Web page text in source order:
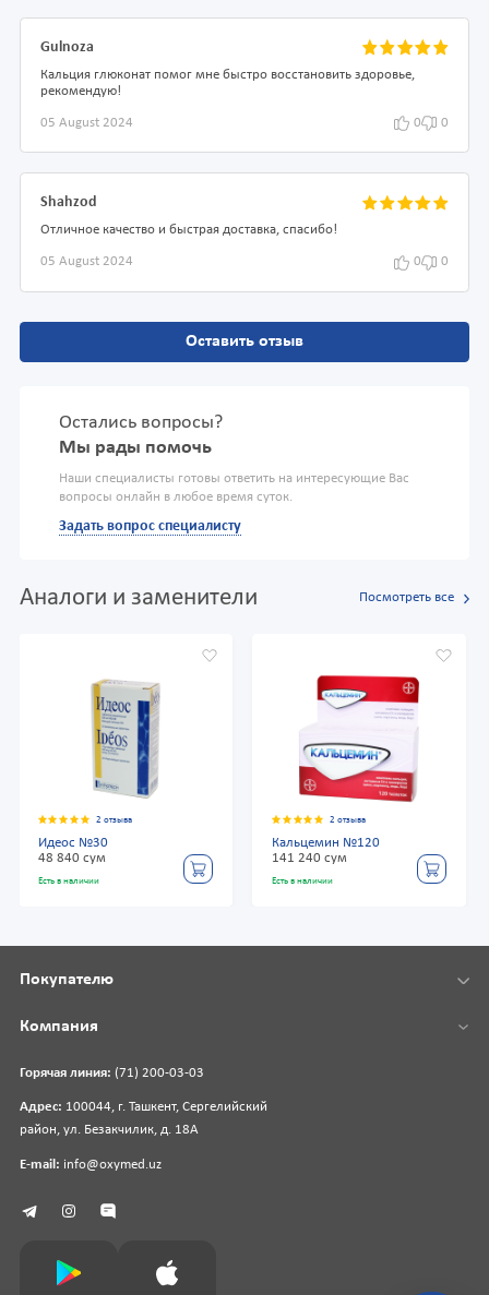
Gulnoza
Кальция глюконат помог мне быстро восстановить здоровье,
рекомендую!
05 August 2024 0 0
Shahzod
Отличное качество и быстрая доставка, спасибо!
05 August 2024 0 0
Оставить отзыв
Остались вопросы?
Мы рады помочь
Наши специалисты готовы ответить на интересующие Вас
вопросы онлайн в любое время суток.
Задать вопрос специалисту
Аналоги и заменители Посмотреть все
2 отзыва
Идеос №30
48 840 сум
Есть в наличии
2 отзыва
Кальцемин №120
141 240 сум
Есть в наличии
Горячая линия: (71) 200-03-03
Адрес: 100044, г. Ташкент, Сергелийский
район, ул. Безакчилик, д. 18А
E-mail: info@oxymed.uz
Покупателю
Компания